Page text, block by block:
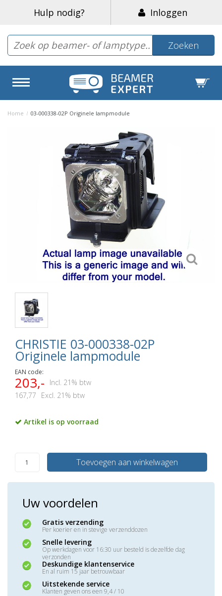
Hulp nodig? Inloggen
Zoeken
Home / 03-000338-02P Originele lampmodule
CHRISTIE 03-000338-02P
Originele lampmodule
EAN code:
203,-
Incl. 21% btw
167,77
Excl. 21% btw
Artikel is op voorraad
Toevoegen aan winkelwagen
Uw voordelen
Gratis verzending
Per koerier en in stevige verzenddozen
Snelle levering
Op werkdagen voor 16:30 uur besteld is dezelfde dag
verzonden
Deskundige klantenservice
En al ruim 15 jaar betrouwbaar
Uitstekende service
Klanten geven ons een 9,4 / 10